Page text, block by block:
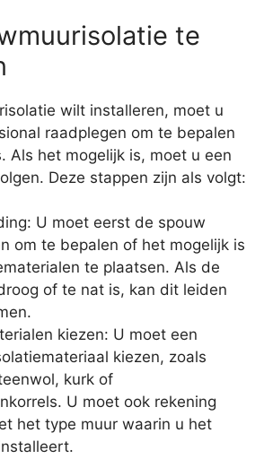
te
wilt installeren, moet u
raadplegen om te bepalen
Als het mogelijk is, moet u een
Deze stappen zijn als volgt:
U moet eerst de spouw
om te bepalen of het mogelijk is
te plaatsen. Als de
of te nat is, kan dit leiden
kiezen: U moet een
kiezen, zoals
kurk of
U moet ook rekening
het type muur waarin u het